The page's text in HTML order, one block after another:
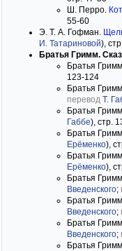
Ш. Перро.
55-60
Э. Т. А. Гофман.
И. Татариновой),
Братья Гримм.
Братья
123-124
Братья
перевод Т.
Братья
Габбе), стр.
Братья
Ерёменко),
Братья
Ерёменко),
Братья
Введенского;
Братья
Введенского;
Братья
Введенского;
Братья